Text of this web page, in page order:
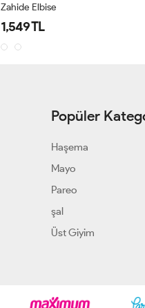
Zahide Elbise
1,549 TL
Popüler
Haşema
Mayo
Pareo
şal
Üst Giyim